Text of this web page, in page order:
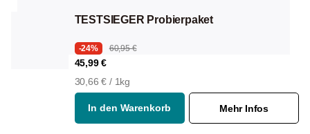
TESTSIEGER Probierpaket
-24% 60,95 €
45,99 €
30,66 € / 1kg
In den Warenkorb Mehr Infos